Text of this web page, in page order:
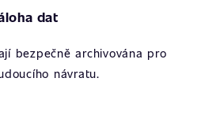
dat
bezpečně archivována pro
návratu.